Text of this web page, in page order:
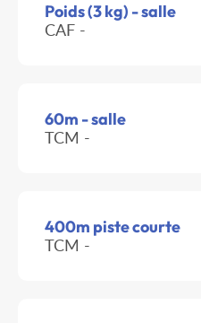
Poids (3 kg) - salle
CAF -
60m - salle
TCM -
400m piste courte
TCM -